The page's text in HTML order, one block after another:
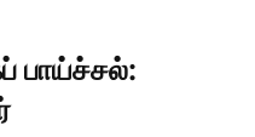
பாய்ச்சல்: